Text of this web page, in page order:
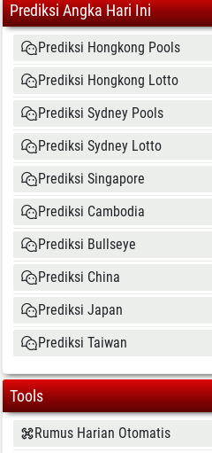
Prediksi Angka Hari Ini
Prediksi Hongkong Pools
Prediksi Hongkong Lotto
Prediksi Sydney Pools
Prediksi Sydney Lotto
Prediksi Singapore
Prediksi Cambodia
Prediksi Bullseye
Prediksi China
Prediksi Japan
Prediksi Taiwan
Tools
Rumus Harian Otomatis